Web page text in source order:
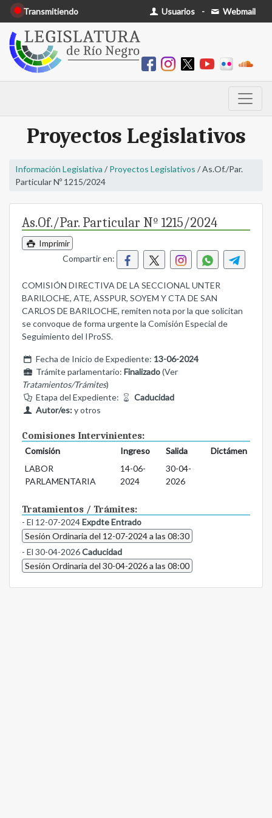
Transmitiendo Usuarios - Webmail
Proyectos Legislativos
Información Legislativa / Proyectos Legislativos / As.Of./Par.
Particular Nº 1215/2024
As.Of./Par. Particular Nº 1215/2024
Imprimir
Compartir en:
COMISIÓN DIRECTIVA DE LA SECCIONAL UNTER
BARILOCHE, ATE, ASSPUR, SOYEM Y CTA DE SAN
CARLOS DE BARILOCHE, remiten nota por la que solicitan
se convoque de forma urgente la Comisión Especial de
Seguimiento del IProSS.
Fecha de Inicio de Expediente: 13-06-2024
Trámite parlamentario: Finalizado(Ver
Tratamientos/Trámites)
Etapa del Expediente:
Caducidad
Autor/es:y otros
Comisiones Intervinientes:
Comisión Ingreso Salida
Dictámen
LABOR
PARLAMENTARIA
14-06-
2024
30-04-
2026
Tratamientos / Trámites:
- El 12-07-2024Expdte Entrado
Sesión Ordinaria del 12-07-2024 a las 08:30
- El 30-04-2026Caducidad
Sesión Ordinaria del 30-04-2026 a las 08:00